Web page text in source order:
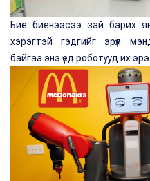
Бие биенээсээ зай барих
хэрэгтэй гэдгийг эрүүл
байгаа энэ үед роботууд их